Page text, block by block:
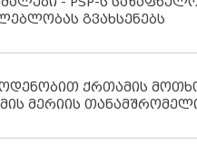
გვახსენებს
ქრთამის
მერიის